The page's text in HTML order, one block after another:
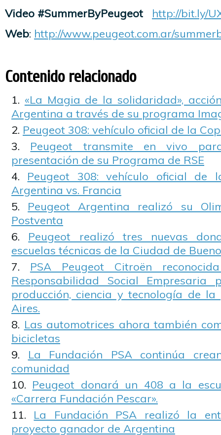
Video #SummerByPeugeot
http://bit.ly/
Web: http://www.peugeot.com.ar/
Contenido relacionado
«La Magia de la solidaridad»,
Argentina a través de su programa
Peugeot 308: vehículo oficial de la
Peugeot transmite en vivo
presentación de su Programa de RSE
Peugeot 308: vehículo oficial de
Argentina vs. Francia
Peugeot Argentina realizó su
Postventa
Peugeot realizó tres nuevas
escuelas técnicas de la Ciudad de
PSA Peugeot Citroën
Responsabilidad Social
producción, ciencia y tecnología de la
Aires.
Las automotrices ahora también
bicicletas
La Fundación PSA continúa
comunidad
Peugeot donará un 408 a la
«Carrera Fundación Pescar».
La Fundación PSA realizó la
proyecto ganador de Argentina